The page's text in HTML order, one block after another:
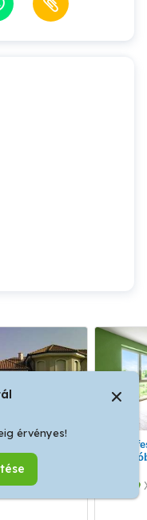
Gipszkarton
kerület
érvényes!